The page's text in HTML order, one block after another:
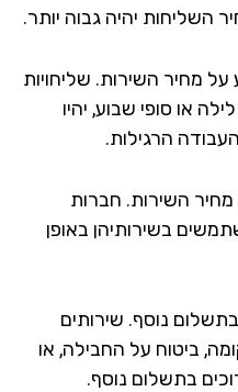
השליחות יהיה גבוה יותר.
על מחיר השירות. שליחויות
או סופי שבוע, יהיו
הרגילות.
השירות. חברות
בשירותיהן באופן
בתשלום נוסף. שירותים
ביטוח על החבילה, או
בתשלום נוסף.